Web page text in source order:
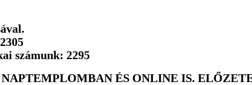
számunk: 2295
ÉS ONLINE IS.